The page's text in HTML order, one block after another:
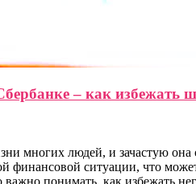
– как избежать
многих людей, и зачастую она
финансовой ситуации, что